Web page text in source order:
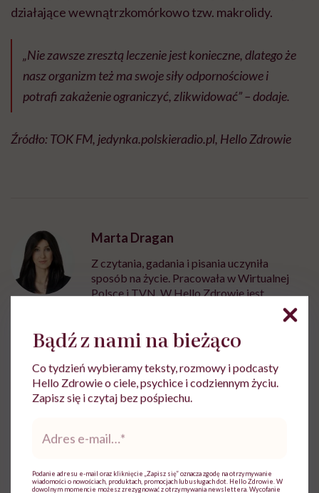
działające wewnątrzkomórkowo tzw. makrolidy.
„Nie zawsze zresztą leczenie jest konieczne, dlatego że
nasz organizm też ma swoje siły odpornościowe i
potrafi zakażenie ograniczyć, zlikwidować” – dodaje.
Źródło: TOK FM, jedynka.polskieradio.pl, Hello Zdrowie
Marta Dragan
Z czytania, gadania i pisania uczyniła
sposób na życie. Pracowała w Wirtualnej
Polsce i TVN. W Hello Zdrowie jest
Zobacz profil
Udostępnij
Powiązane tematy:
Choroby zakaźne przeziębienie i grypa
Bądź z nami na bieżąco
Co tydzień wybieramy teksty, rozmowy i podcasty
Hello Zdrowie o ciele, psychice i codziennym życiu.
Zapisz się i czytaj bez pośpiechu.
mail*
Podanie adresu e-mail oraz kliknięcie „Zapisz się” oznacza zgodę na otrzymywanie
wiadomości o nowościach, produktach, promocjach lub usługach dot. Hello Zdrowie. W
dowolnym momencie możesz zrezygnować z otrzymywania newslettera. Wycofanie